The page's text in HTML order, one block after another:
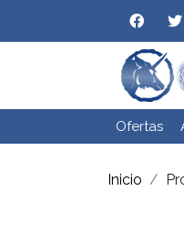
Ofertas
Inicio